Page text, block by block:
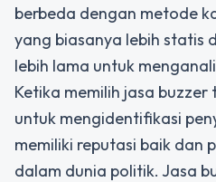
berbeda dengan metode
yang biasanya lebih statis
lebih lama untuk
Ketika memilih jasa
untuk mengidentifikasi
memiliki reputasi baik dan
dalam dunia politik. Jasa